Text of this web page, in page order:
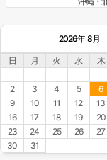
2026年 8月
日 月 火 水 木
2
3 4 5 6
9
10 11 12 13
16
17 18 19 20
23
24 25 26 27
30
31